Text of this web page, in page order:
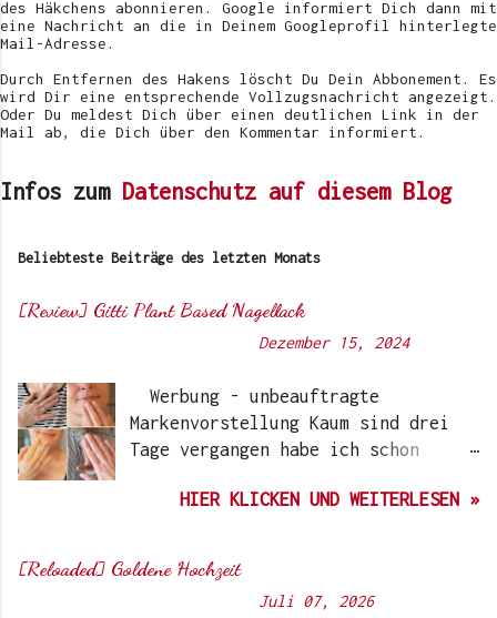
i
c
e
n
des Häkchens abonnieren. Google informiert Dich dann mit
eine Nachricht an die in Deinem Googleprofil hinterlegte
Mail-Adresse.
Durch Entfernen des Hakens löscht Du Dein Abbonement. Es
wird Dir eine entsprechende Vollzugsnachricht angezeigt.
Oder Du meldest Dich über einen deutlichen Link in der
Mail ab, die Dich über den Kommentar informiert.
Infos zum Datenschutz auf diesem Blog
Beliebteste Beiträge des letzten Monats
[Review] Gitti Plant Based Nagellack
Dezember 15, 2024
Werbung - unbeauftragte
Markenvorstellung Kaum sind drei
Tage vergangen habe ich schon
Euch. Aber nach 6 Monate, wo ich
durchwegs positives Ergebnis
vermelden. Die meisten dürften
HIER KLICKEN UND WEITERLESEN »
[Reloaded] Goldene Hochzeit
Juli 07, 2026